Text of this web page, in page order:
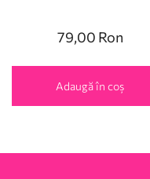
79,00 Ron
Adaugă în coș